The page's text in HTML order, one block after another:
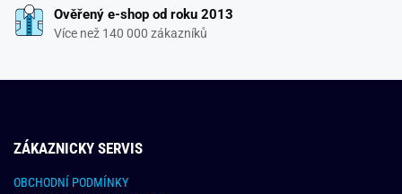
Ověřený e-shop od roku 2013
Více než 140 000 zákazníků
ZÁKAZNICKY SERVIS
OBCHODNÍ PODMÍNKY